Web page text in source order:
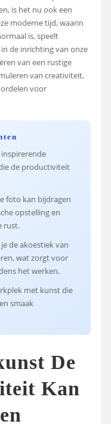
is het nu ook een
moderne tijd, waarin
is, speelt
de inrichting van onze
van een rustige
van creativiteit,
voor
de productiviteit
foto kan bijdragen
opstelling en
rust.
de akoestiek van
wat zorgt voor
het werken.
met kunst die
smaak
De
Kan